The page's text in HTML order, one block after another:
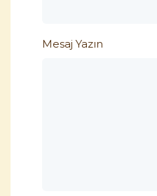
Mesaj Yazın